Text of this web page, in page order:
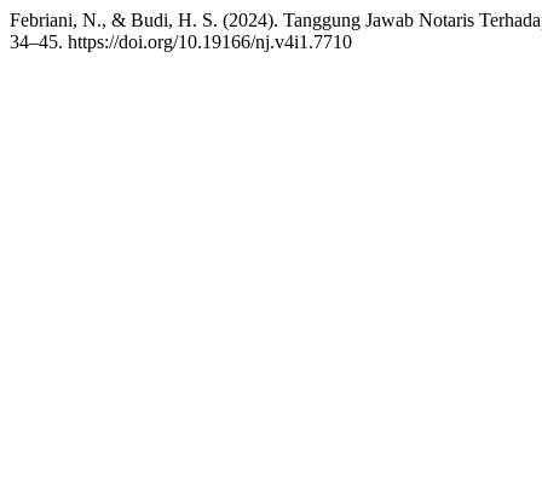
Febriani, N., & Budi, H. S. (2024). Tanggung Jawab Notaris
34–45. https://doi.org/10.19166/nj.v4i1.7710